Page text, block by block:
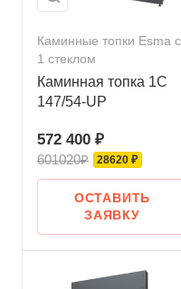
Каминные топки Esma с
1 стеклом
Каминная топка 1C
147/54-UP
572 400 ₽
601020₽ 28620 ₽
ОСТАВИТЬ
ЗАЯВКУ